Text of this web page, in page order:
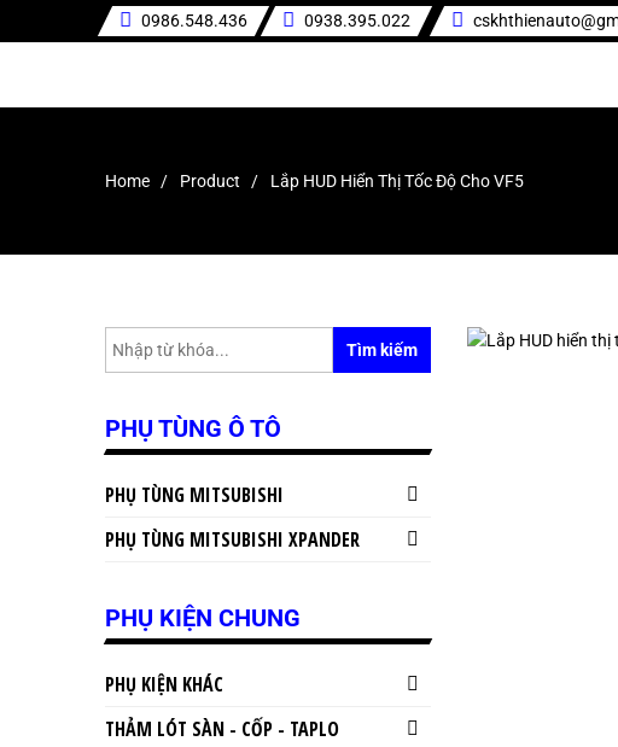
0986.548.436 0938.395.022
Home Product Lắp HUD Hiển Thị Tốc Độ Cho VF5
Tìm kiếm
PHỤ TÙNG Ô TÔ
PHỤ TÙNG MITSUBISHI
PHỤ TÙNG MITSUBISHI XPANDER
PHỤ KIỆN CHUNG
PHỤ KIỆN KHÁC
THẢM LÓT SÀN - CỐP - TAPLO